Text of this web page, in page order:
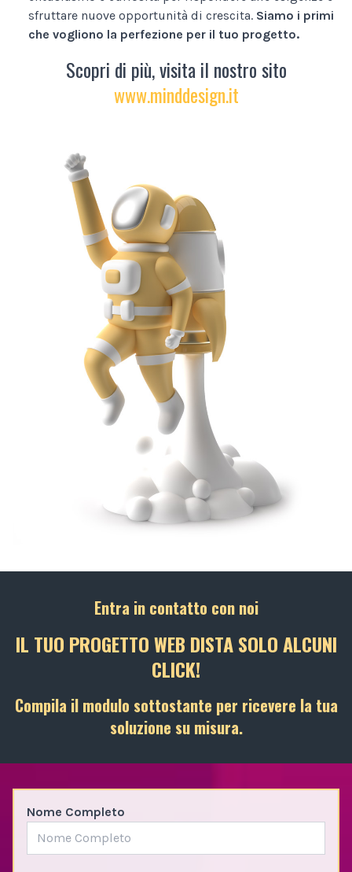
sfruttare nuove opportunità di crescita. Siamo i primi
che vogliono la perfezione per il tuo progetto.
Scopri di più, visita il nostro sito
www.minddesign.it
Entra in contatto con noi
IL TUO PROGETTO WEB DISTA SOLO ALCUNI
CLICK!
Compila il modulo sottostante per ricevere la tua
soluzione su misura.
Nome Completo